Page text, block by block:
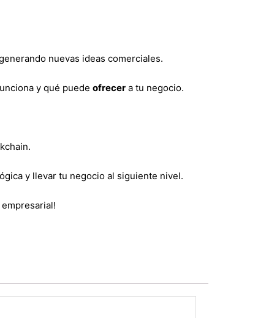
nuevas ideas comerciales.
y qué puede ofrecer a tu negocio.
y llevar tu negocio al siguiente nivel.